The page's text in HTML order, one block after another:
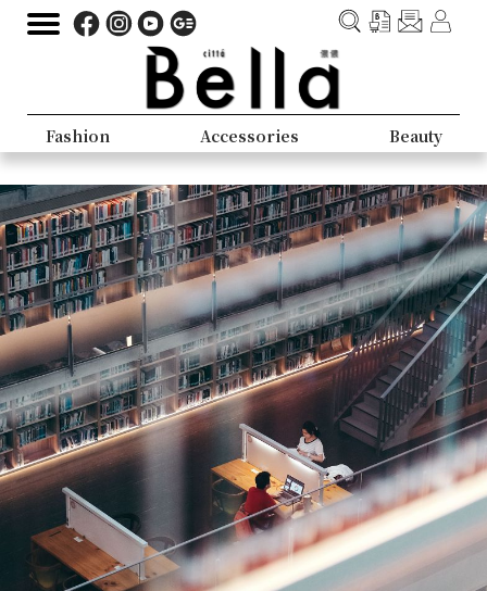
Fashion Accessories Beauty